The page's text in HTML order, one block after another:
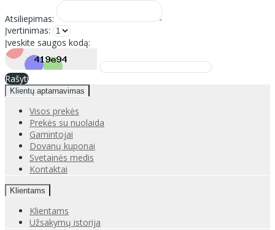
Atsiliepimas:
Įvertinimas:
Įveskite saugos kodą:
Rašyti
Klientų aptarnavimas
Visos prekės
Prekės su nuolaida
Gamintojai
Dovanų kuponai
Svetainės medis
Kontaktai
Klientams
Klientams
Užsakymų istorija